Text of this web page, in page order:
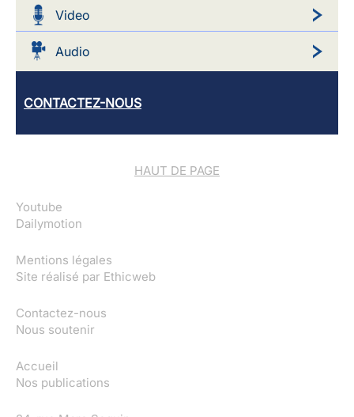
Video
Audio
CONTACTEZ-NOUS
HAUT DE PAGE
Youtube
Dailymotion
Mentions légales
Site réalisé par Ethicweb
Contactez-nous
Nous soutenir
Accueil
Nos publications